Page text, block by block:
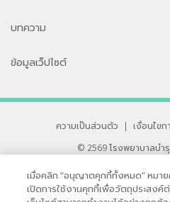
บทความ
ข้อมูลเว็ปไซต์
ความเป็นส่วนตัว | เงื่อนไขก
© 2569 โรงพยาบาลบำ
33 สุขุมวิท ซอย 3 เขตวัฒนา กรุ
หากท่านมีข้อคิดเห็นหรือปัญหา
เมื่อคลิก “อนุญาตคุกกี้ทั้งหมด” หมา
เปิดการใช้งานคุกกี้เพื่อวัตถุประสงค์